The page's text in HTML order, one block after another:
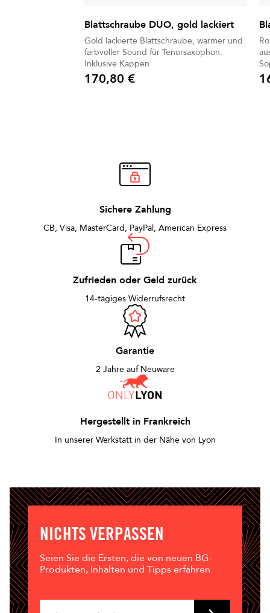
Blattschraube DUO, gold lackiert
Gold lackierte Blattschraube, warmer und
farbvoller Sound für Tenorsaxophon.
Inklusive Kappen
Preis
170,80 €
Sichere Zahlung
CB, Visa, MasterCard, PayPal, American Express
Zufrieden oder Geld zurück
14-tägiges Widerrufsrecht
Garantie
2 Jahre auf Neuware
Hergestellt in Frankreich
In unserer Werkstatt in der Nähe von Lyon
NICHTS VERPASSEN
Seien Sie die Ersten, die von neuen BG-
Produkten, Inhalten und Tipps erfahren.